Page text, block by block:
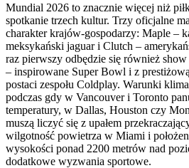
Mundial 2026 to znacznie więcej niż
spotkanie trzech kultur. Trzy oficjalne
charakter krajów-gospodarzy: Maple –
meksykański jaguar i Clutch –
raz pierwszy odbędzie się również
– inspirowane Super Bowl i z
postaci zespołu Coldplay. Warunki
podczas gdy w Vancouver i Toronto
temperatury, w Dallas, Houston czy
muszą liczyć się z upałem
wilgotność powietrza w Miami i
wysokości ponad 2200 metrów nad
dodatkowe wyzwania sportowe.